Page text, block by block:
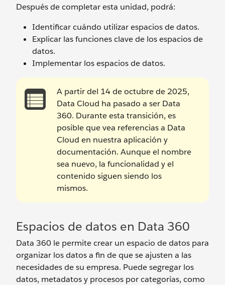
Después de completar esta unidad, podrá:
Identificar cuándo utilizar espacios de datos.
Explicar las funciones clave de los espacios de
datos.
Implementar los espacios de datos.
A partir del 14 de octubre de 2025,
Data Cloud ha pasado a ser Data
360. Durante esta transición, es
posible que vea referencias a Data
Cloud en nuestra aplicación y
documentación. Aunque el nombre
sea nuevo, la funcionalidad y el
contenido siguen siendo los
mismos.
Espacios de datos en Data 360
Data 360 le permite crear un espacio de datos para
organizar los datos a fin de que se ajusten a las
necesidades de su empresa. Puede segregar los
datos, metadatos y procesos por categorías, como